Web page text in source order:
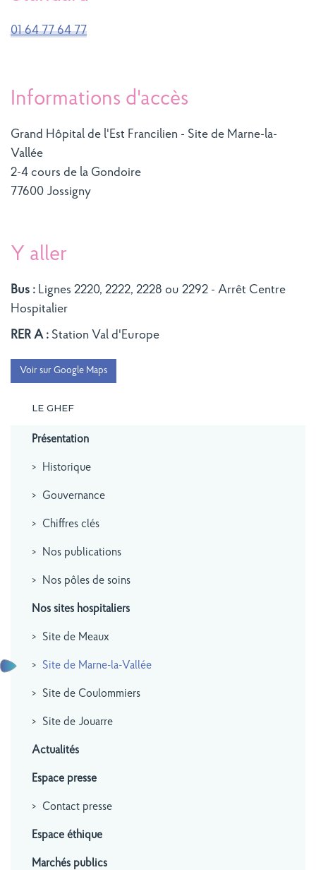
01 64 77 64 77
Informations d'accès
Grand Hôpital de l'Est Francilien - Site de Marne-la-
Vallée
2-4 cours de la Gondoire
77600 Jossigny
Y aller
Bus : Lignes 2220, 2222, 2228 ou 2292 - Arrêt Centre
Hospitalier
RER A : Station Val d'Europe
Voir sur Google Maps
LE GHEF
Présentation
Historique
Gouvernance
Chiffres clés
Nos publications
Nos pôles de soins
Nos sites hospitaliers
Site de Meaux
Site de Marne-la-Vallée
Site de Coulommiers
Site de Jouarre
Actualités
Espace presse
Contact presse
Espace éthique
Marchés publics